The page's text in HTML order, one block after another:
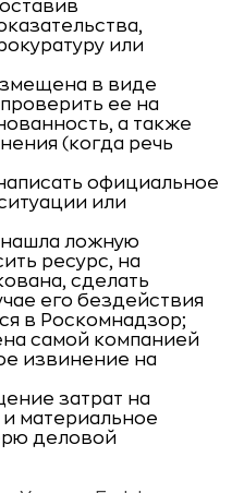
или
в виде
ее на
а также
(когда речь
официальное
или
ложную
ресурс, на
сделать
его бездействия
в Роскомнадзор;
самой компанией
извинение на
затрат на
материальное
деловой